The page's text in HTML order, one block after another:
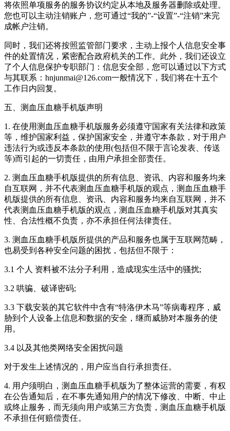
将依照单项服务的服务协议约定从本地及服务器删除或处理。
您也可以主动注销账户，您可通过“我的”-“设置”-“注销”来完
成帐户注销。
同时，我们还将按照监管部门要求，主动上报个人信息安全事
件的处置情况，紧密配合政府机关的工作。此外，我们还设立
了个人信息保护专职部门：信息安全部，您可以通过以下方式
与其联系：hnjunmai@126.com一般情况下，我们将在十五个
工作日内回复。
五、测血压血糖手机版声明
1. 在使用测血压血糖手机版服务必须遵守国家有关法律和政策
等，维护国家利益，保护国家安全，并遵守本条款，对于用户
违法行为或违反本条款的使用(包括但不限于言论发表、传送
等)而引起的一切责任，由用户承担全部责任。
2. 测血压血糖手机版提供的所有信息、资讯、内容和服务均来
自互联网，并不代表测血压血糖手机版的观点，测血压血糖手
机版提供的所有信息、资讯、内容和服务均来自互联网，并不
代表测血压血糖手机版的观点，测血压血糖手机版对其真实
性、合法性概不负责，亦不承担任何法律责任。
3. 测血压血糖手机版所提供的产品和服务也属于互联网范畴，
也易受到各种安全问题的困扰，包括但不限于：
3.1 个人 资料被不法分子利用，造成现实生活中的骚扰;
3.2 哄骗、破译密码;
3.3 下载安装的其它软件中含有“特洛伊木马”等病毒程序，威
胁到个人设备上信息和数据的安全，继而威胁对本服务的使
用。
3.4 以及其他类网络安全困扰问题
对于发生上述情况的，用户应当自行承担责任。
4. 用户须明白，测血压血糖手机版为了整体运营的需要，有权
在公告通知后，在不事先通知用户的情况下修改、中断、中止
或终止服务，而无须向用户或第三方负责，测血压血糖手机版
不承担任何赔偿责任。